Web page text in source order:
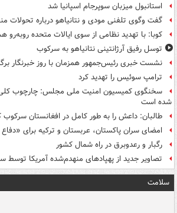
استانبول میزبان سوپرجام اسپانیا شد
گفت وگوی تلفنی مودی و نتانیاهو درباره تحولات
کوبا: با تهدید نظامی از سوی ایالات متحده روبه‌رو
توسل رفیق آرژانتینی نتانیاهو به سرکوب
نشست خبری رئیس‌جمهور همزمان با روز خبرنگار
ترامپ سوئیس را تهدید کرد
سخنگوی کمیسیون امنیت ملی مجلس: چارچوب
شده است
طالبان: داعش را به طور کامل در افغانستان سرکوب
امضای سران پاکستان، عربستان و ترکیه برای
رگبار و رعدوبرق در راه شمال کشور
تصاویر جدید از پهپادهای منهدم‌شده آمریکا توسط
سلامت